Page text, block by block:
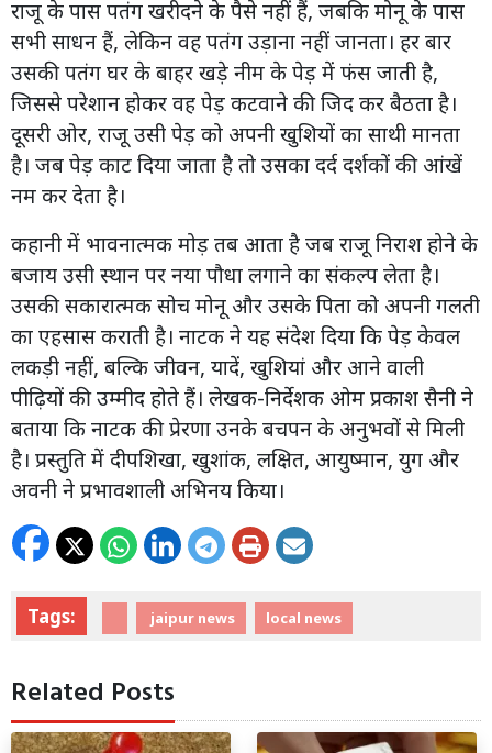
राजू के पास पतंग खरीदने के पैसे नहीं हैं, जबकि मोनू के पास
सभी साधन हैं, लेकिन वह पतंग उड़ाना नहीं जानता। हर बार
उसकी पतंग घर के बाहर खड़े नीम के पेड़ में फंस जाती है,
जिससे परेशान होकर वह पेड़ कटवाने की जिद कर बैठता है।
दूसरी ओर, राजू उसी पेड़ को अपनी खुशियों का साथी मानता
है। जब पेड़ काट दिया जाता है तो उसका दर्द दर्शकों की आंखें
नम कर देता है।
कहानी में भावनात्मक मोड़ तब आता है जब राजू निराश होने के
बजाय उसी स्थान पर नया पौधा लगाने का संकल्प लेता है।
उसकी सकारात्मक सोच मोनू और उसके पिता को अपनी गलती
का एहसास कराती है। नाटक ने यह संदेश दिया कि पेड़ केवल
लकड़ी नहीं, बल्कि जीवन, यादें, खुशियां और आने वाली
पीढ़ियों की उम्मीद होते हैं। लेखक-निर्देशक ओम प्रकाश सैनी ने
बताया कि नाटक की प्रेरणा उनके बचपन के अनुभवों से मिली
है। प्रस्तुति में दीपशिखा, खुशांक, लक्षित, आयुष्मान, युग और
अवनी ने प्रभावशाली अभिनय किया।
Tags: jaipur news local news
Related Posts